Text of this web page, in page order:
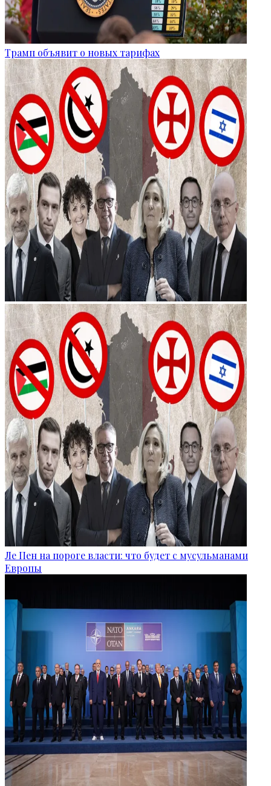
Трамп объявит о новых тарифах
Ле Пен на пороге власти: что будет с мусульманами
Европы